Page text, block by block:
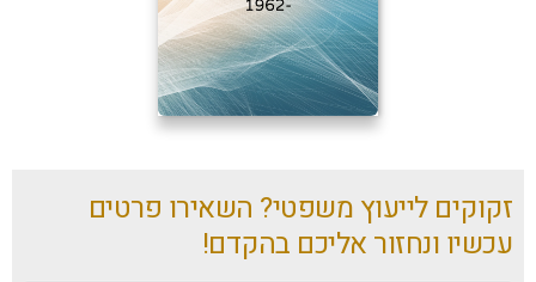
זקוקים לייעוץ משפטי? השאירו פרטים
עכשיו ונחזור אליכם בהקדם!